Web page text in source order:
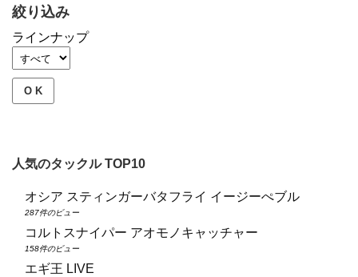
絞り込み
ラインナップ
O K
人気のタックル TOP10
オシア スティンガーバタフライ イージーぺブル
287件のビュー
コルトスナイパー アオモノキャッチャー
158件のビュー
エギ王 LIVE